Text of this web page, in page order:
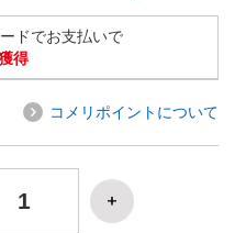
ドでお支払いで
得
コメリポイントについて